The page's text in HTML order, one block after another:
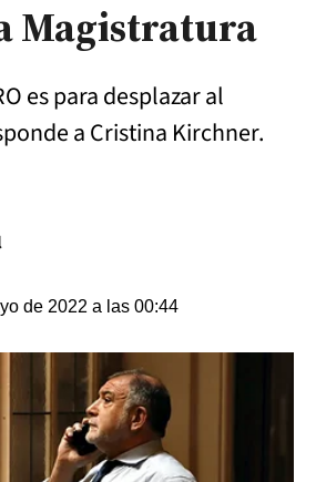
Magistratura
es para desplazar al
a Cristina Kirchner.
de 2022 a las 00:44